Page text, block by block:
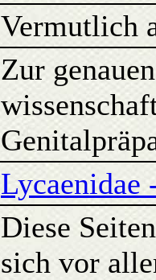
Vermutlich
Zur
Lycaenidae
Diese
sich vor